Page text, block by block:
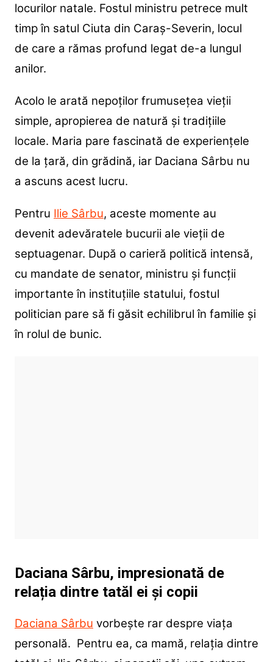
locurilor natale. Fostul ministru petrece mult
timp în satul Ciuta din Caraș-Severin, locul
de care a rămas profund legat de-a lungul
anilor.
Acolo le arată nepoților frumusețea vieții
simple, apropierea de natură și tradițiile
locale. Maria pare fascinată de experiențele
de la țară, din grădină, iar Daciana Sârbu nu
a ascuns acest lucru.
Pentru Ilie Sârbu, aceste momente au
devenit adevăratele bucurii ale vieții de
septuagenar. După o carieră politică intensă,
cu mandate de senator, ministru și funcții
importante în instituțiile statului, fostul
politician pare să fi găsit echilibrul în familie și
în rolul de bunic.
Daciana Sârbu, impresionată de
relația dintre tatăl ei și copii
Daciana Sârbu vorbește rar despre viața
personală. Pentru ea, ca mamă, relația dintre